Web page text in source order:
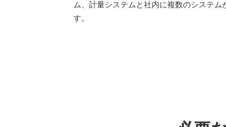
ム、計量システムと社内に複数のシステム
す。